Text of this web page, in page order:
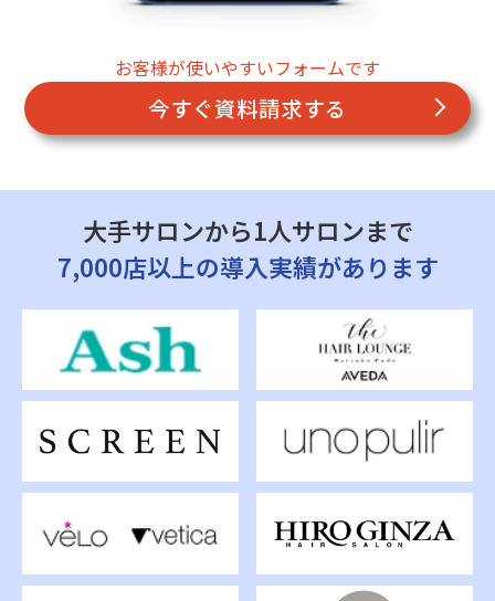
お客様が使いやすいフォームです
今すぐ資料請求する
大手サロンから1人サロンまで
7,000店以上の導入実績があります